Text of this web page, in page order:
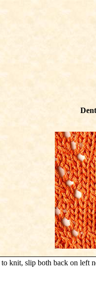
knit, slip both back on left